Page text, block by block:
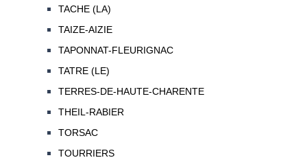
TACHE (LA)
TAIZE-AIZIE
TAPONNAT-FLEURIGNAC
TATRE (LE)
TERRES-DE-HAUTE-CHARENTE
THEIL-RABIER
TORSAC
TOURRIERS